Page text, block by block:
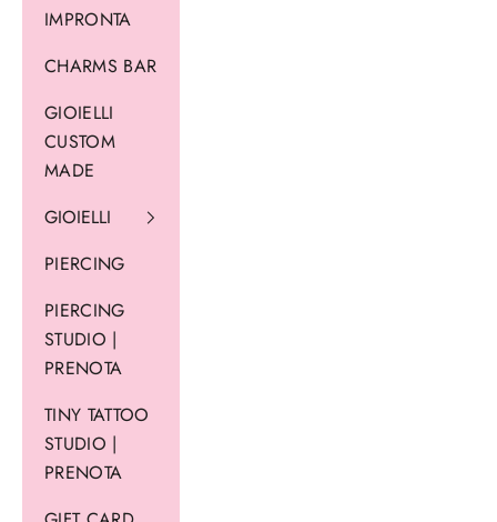
IMPRONTA
CHARMS BAR
GIOIELLI
CUSTOM
MADE
GIOIELLI
PIERCING
PIERCING
STUDIO |
PRENOTA
TINY TATTOO
STUDIO |
PRENOTA